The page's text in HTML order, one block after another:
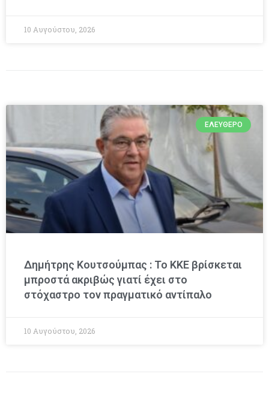
10 Αυγούστου, 2026
ΕΛΕΎΘΕΡΟ
Δημήτρης Κουτσούμπας : Το ΚΚΕ βρίσκεται
μπροστά ακριβώς γιατί έχει στο
στόχαστρο τον πραγματικό αντίπαλο
10 Αυγούστου, 2026